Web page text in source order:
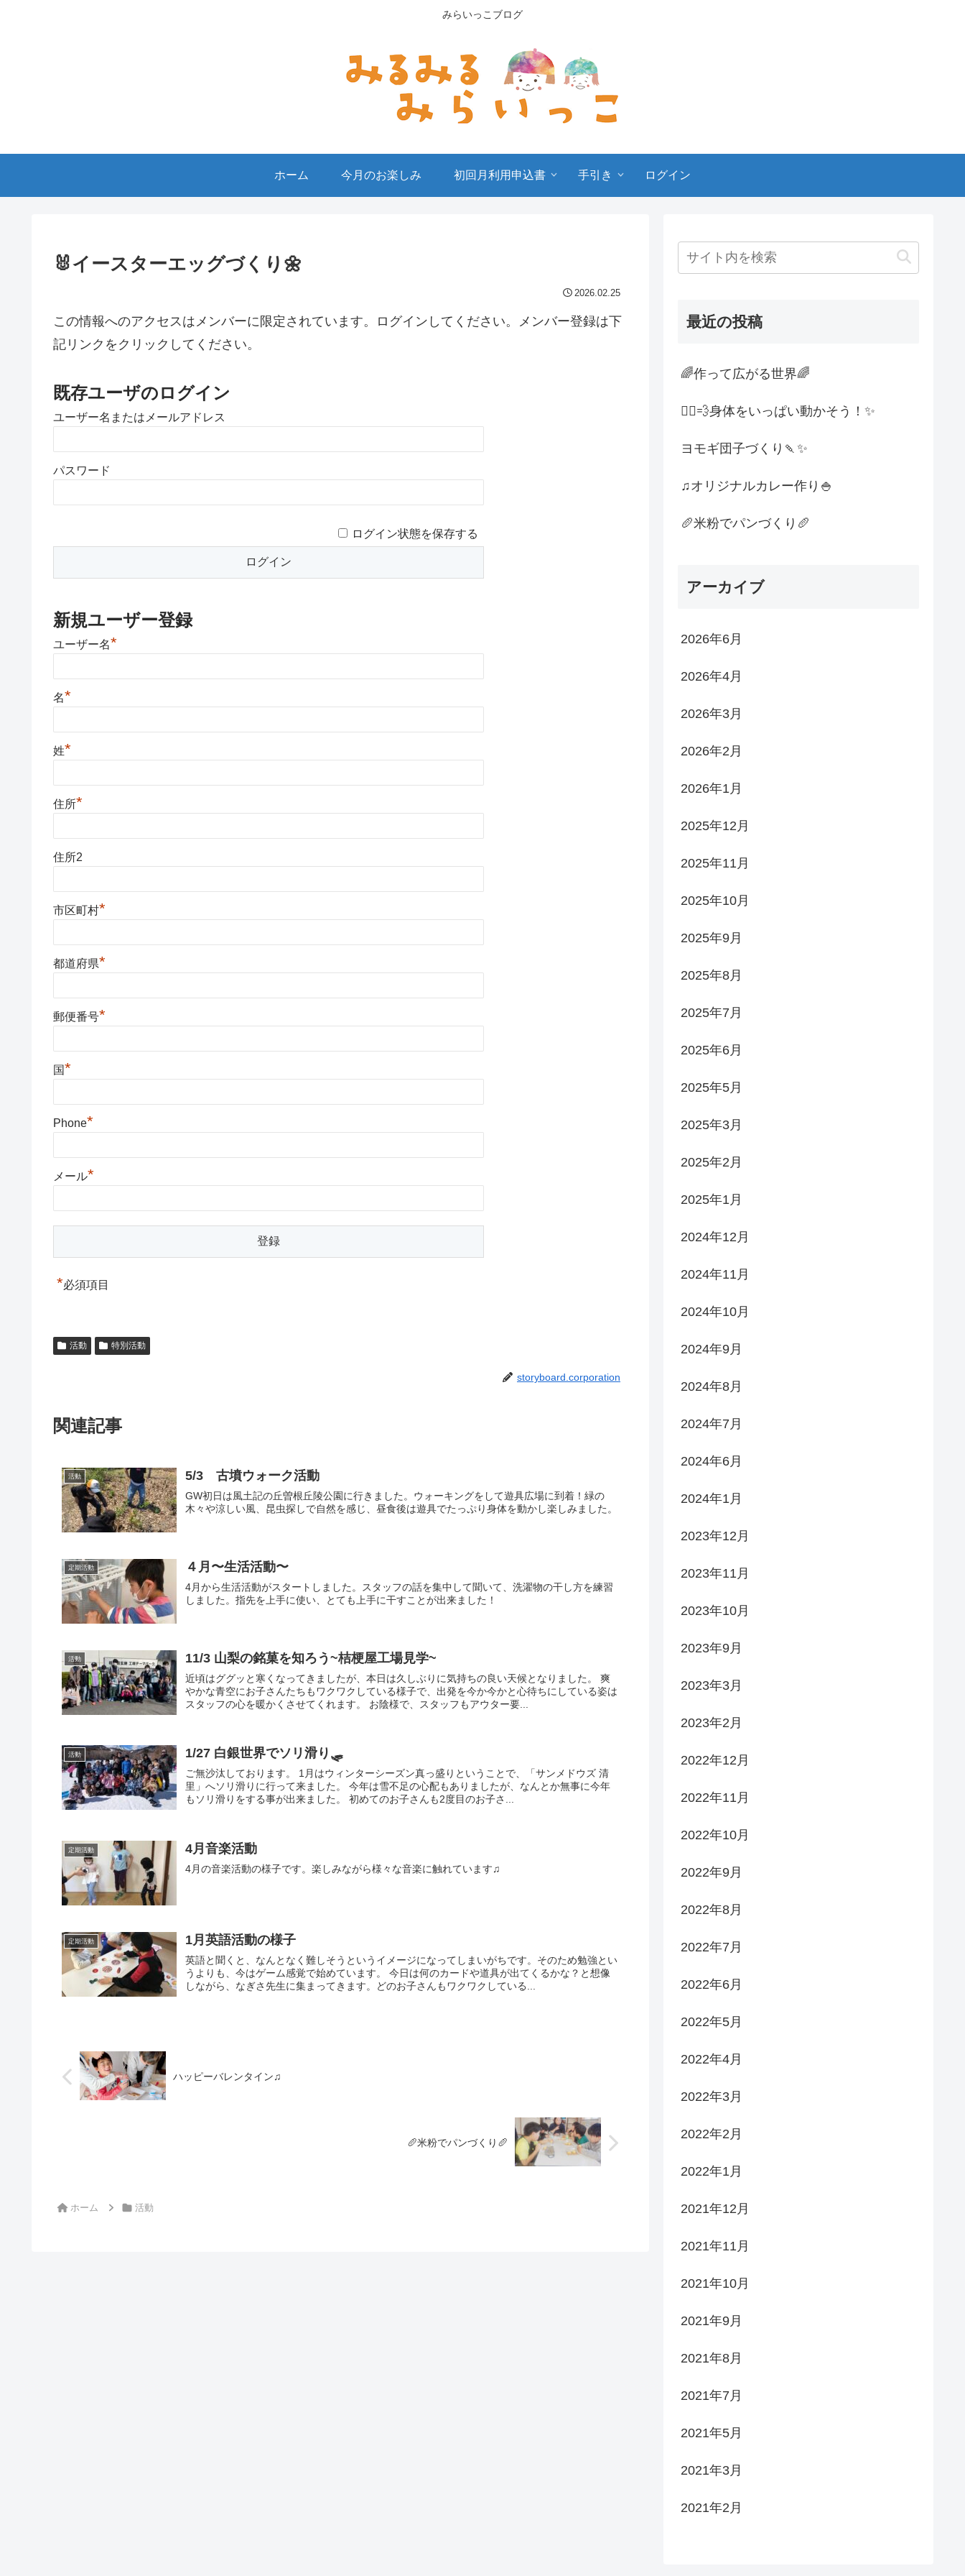
みらいっこブログ
ホーム 今月のお楽しみ 初回月利用申込書 手引き ログイン
🐰イースターエッグづくり🌼
2026.02.25
この情報へのアクセスはメンバーに限定されています。ログインしてください。メンバー登録は下
記リンクをクリックしてください。
既存ユーザのログイン
ユーザー名またはメールアドレス
パスワード
ログイン状態を保存する
新規ユーザー登録
ユーザー名*
名*
姓*
住所*
住所2
市区町村*
都道府県*
郵便番号*
国*
Phone*
メール*
*必須項目
活動 特別活動
storyboard.corporation
関連記事
活動 5/3 古墳ウォーク活動
GW初日は風土記の丘曽根丘陵公園に行きました。ウォーキングをして遊具広場に到着！緑の
木々や涼しい風、昆虫探しで自然を感じ、昼食後は遊具でたっぷり身体を動かし楽しみました。
定期活動 ４月〜生活活動〜
4月から生活活動がスタートしました。スタッフの話を集中して聞いて、洗濯物の干し方を練習
しました。指先を上手に使い、とても上手に干すことが出来ました！
活動 11/3 山梨の銘菓を知ろう~桔梗屋工場見学~
近頃はググッと寒くなってきましたが、本日は久しぶりに気持ちの良い天候となりました。 爽
やかな青空にお子さんたちもワクワクしている様子で、出発を今か今かと心待ちにしている姿は
スタッフの心を暖かくさせてくれます。 お陰様で、スタッフもアウター要...
活動 1/27 白銀世界でソリ滑り🛷
ご無沙汰しております。 1月はウィンターシーズン真っ盛りということで、「サンメドウズ 清
里」へソリ滑りに行って来ました。 今年は雪不足の心配もありましたが、なんとか無事に今年
もソリ滑りをする事が出来ました。 初めてのお子さんも2度目のお子さ...
定期活動 4月音楽活動
4月の音楽活動の様子です。楽しみながら様々な音楽に触れています♫
定期活動 1月英語活動の様子
英語と聞くと、なんとなく難しそうというイメージになってしまいがちです。そのため勉強とい
うよりも、今はゲーム感覚で始めています。 今日は何のカードや道具が出てくるかな？と想像
しながら、なぎさ先生に集まってきます。どのお子さんもワクワクしている...
ハッピーバレンタイン♫
🥖米粉でパンづくり🥖
ホーム 活動
最近の投稿
🌈作って広がる世界🌈
🏃‍♀️💨身体をいっぱい動かそう！✨
ヨモギ団子づくり🍡✨
♫オリジナルカレー作り🍚
🥖米粉でパンづくり🥖
アーカイブ
2026年6月
2026年4月
2026年3月
2026年2月
2026年1月
2025年12月
2025年11月
2025年10月
2025年9月
2025年8月
2025年7月
2025年6月
2025年5月
2025年3月
2025年2月
2025年1月
2024年12月
2024年11月
2024年10月
2024年9月
2024年8月
2024年7月
2024年6月
2024年1月
2023年12月
2023年11月
2023年10月
2023年9月
2023年3月
2023年2月
2022年12月
2022年11月
2022年10月
2022年9月
2022年8月
2022年7月
2022年6月
2022年5月
2022年4月
2022年3月
2022年2月
2022年1月
2021年12月
2021年11月
2021年10月
2021年9月
2021年8月
2021年7月
2021年5月
2021年3月
2021年2月